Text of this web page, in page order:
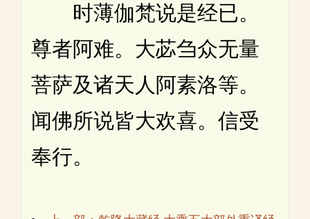
时薄伽梵说是经已。
尊者阿难。大苾刍众无量
菩萨及诸天人阿素洛等。
闻佛所说皆大欢喜。信受
奉行。